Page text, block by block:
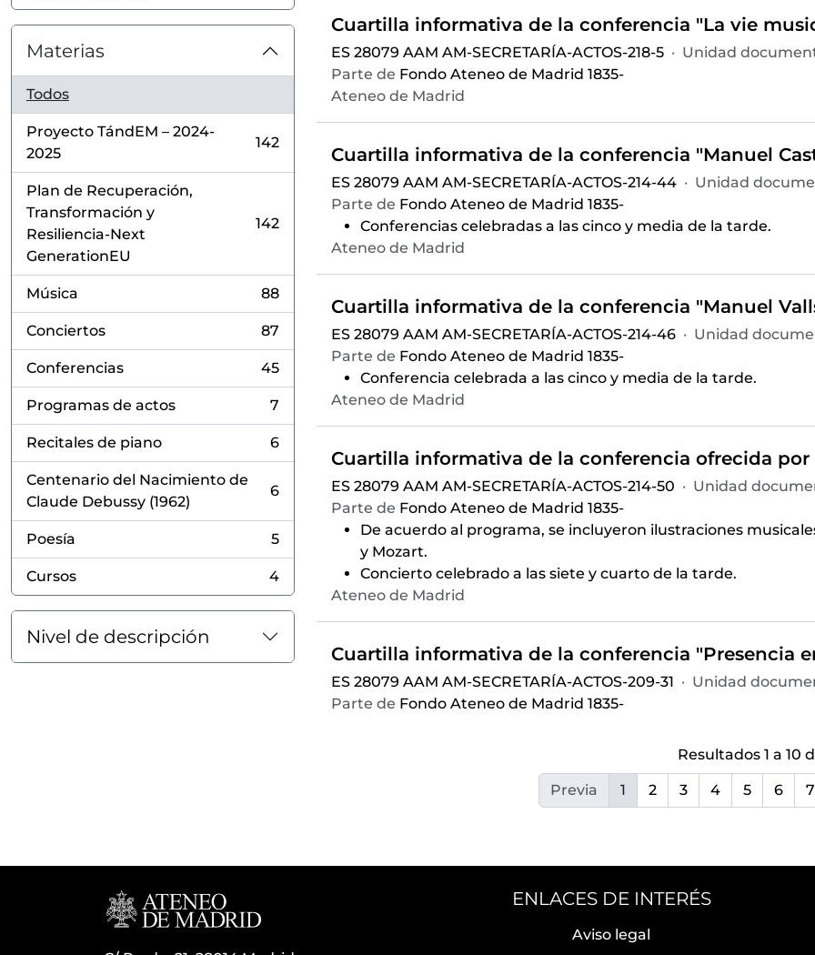
Materias
Todos
Proyecto TándEM – 2024-
2025
, 142 resultados
142
Plan de Recuperación,
Transformación y
Resiliencia-Next
GenerationEU
, 142 resultados
142
Música
, 88 resultados
88
Conciertos
, 87 resultados
87
Conferencias
, 45 resultados
45
Programas de actos
, 7 resultados
7
Recitales de piano
, 6 resultados
6
Centenario del Nacimiento de
Claude Debussy (1962)
, 6 resultados
6
Poesía
, 5 resultados
5
Cursos
, 4 resultados
4
Nivel de descripción
ES 28079 AAM AM-SECRETARÍA-ACTOS-218-5 · Unidad
Parte de Fondo Ateneo de Madrid 1835-
Ateneo de Madrid
ES 28079 AAM AM-SECRETARÍA-ACTOS-214-44 · Unidad
Parte de Fondo Ateneo de Madrid 1835-
Conferencias celebradas a las cinco y media de la tarde.
Ateneo de Madrid
ES 28079 AAM AM-SECRETARÍA-ACTOS-214-46 · Unidad
Parte de Fondo Ateneo de Madrid 1835-
Conferencia celebrada a las cinco y media de la tarde.
Ateneo de Madrid
ES 28079 AAM AM-SECRETARÍA-ACTOS-214-50 · Unidad
Parte de Fondo Ateneo de Madrid 1835-
De acuerdo al programa, se incluyeron ilustraciones
y Mozart.
Concierto celebrado a las siete y cuarto de la tarde.
Ateneo de Madrid
ES 28079 AAM AM-SECRETARÍA-ACTOS-209-31 · Unidad
Parte de Fondo Ateneo de Madrid 1835-
Resultados 1 a 10
Previa 1 2 3 4 5 6 7
ENLACES DE INTERÉS
Aviso legal